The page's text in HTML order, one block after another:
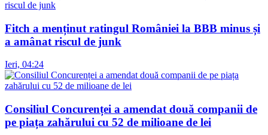
Fitch a menținut ratingul României la BBB minus și
a amânat riscul de junk
Ieri, 04:24
Consiliul Concurenței a amendat două companii de
pe piața zahărului cu 52 de milioane de lei